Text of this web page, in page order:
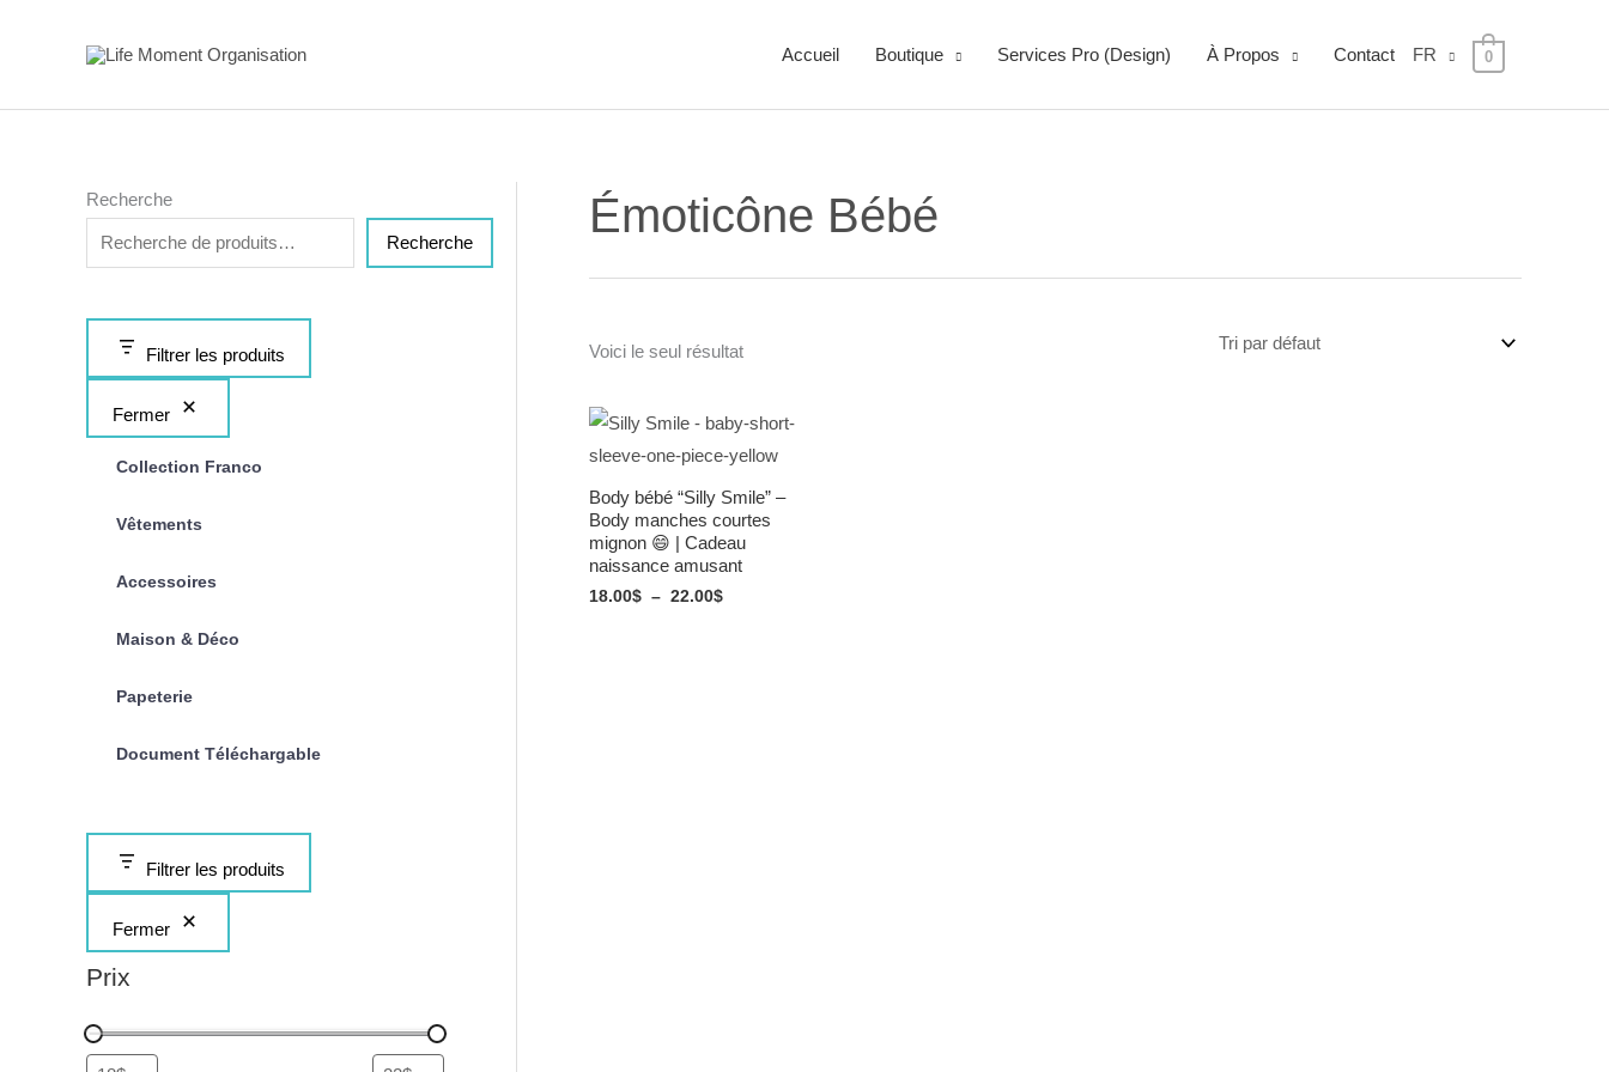
Accueil Boutique Services Pro (Design) À Propos Contact FR 0
Recherche
Recherche
Filtrer les produits
Fermer
Collection Franco
Vêtements
Accessoires
Maison & Déco
Papeterie
Document Téléchargable
Filtrer les produits
Fermer
Prix
Émoticône Bébé
Voici le seul résultat
Body bébé “Silly Smile” –
Body manches courtes
mignon 😄 | Cadeau
naissance amusant
18.00$ – 22.00$
Plage
de
prix :
à
22.00$